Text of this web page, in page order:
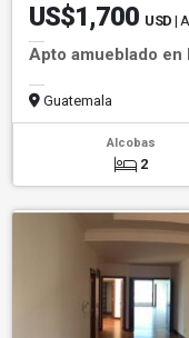
US$1,700 USD |
Apto amueblado en
Guatemala
Alcobas
2